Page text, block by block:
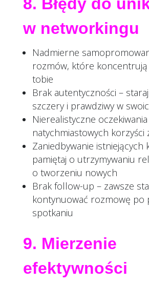
8. Błędy do
w networkingu
Nadmierne
rozmów, które koncentrują
tobie
Brak autentyczności –
szczery i prawdziwy w
Nierealistyczne
natychmiastowych korzyści
Zaniedbywanie istniejących
pamiętaj o utrzymywaniu
o tworzeniu nowych
Brak follow-up – zawsze
kontynuować rozmowę po
spotkaniu
9. Mierzenie
efektywności